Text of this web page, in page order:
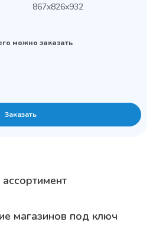
867х826х932
можно заказать
Заказать
магазинов под ключ